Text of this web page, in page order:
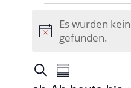
Hinweis
Es wurden
gefunden.
Suche
Ansichten-